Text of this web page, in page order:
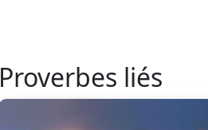
Proverbes liés